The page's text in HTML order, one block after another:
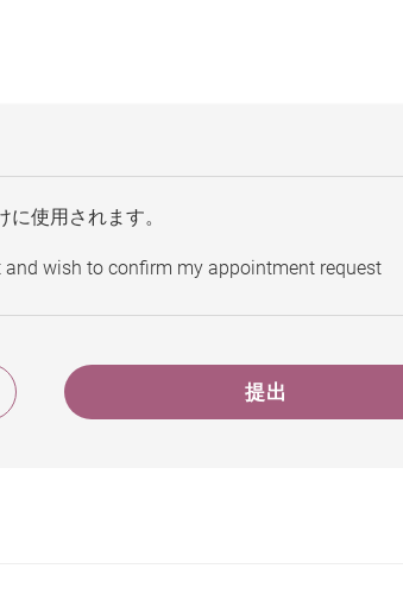
使用されます。
and wish to confirm my appointment request
提出